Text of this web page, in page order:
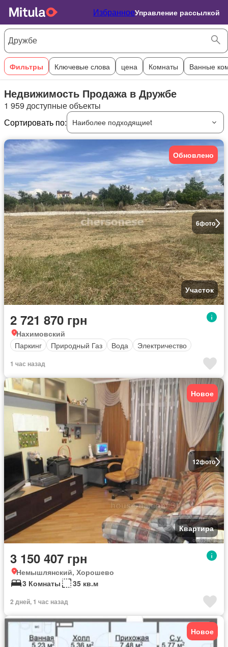
ИзбранноеУправление рассылкой
Фильтры Ключевые слова цена Комнаты Ванные
Недвижимость Продажа в Дружбе
1 959 доступные объекты
Сортировать по:
Наиболее подходящиеt
6фото
Обновлено
Участок
2 721 870 грн
Нахимовский
Паркинг
Природный Газ Вода Электричество
1 час назад
12фото
Новое
Квартира
3 150 407 грн
Немышлянский, Хорошево
3 Комнаты
35 кв.м
2 дней, 1 час назад
Новое